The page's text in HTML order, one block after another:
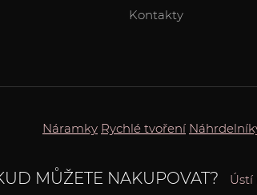
Kontakty
Náramky Rychlé tvoření
MŮŽETE NAKUPOVAT? Ústí